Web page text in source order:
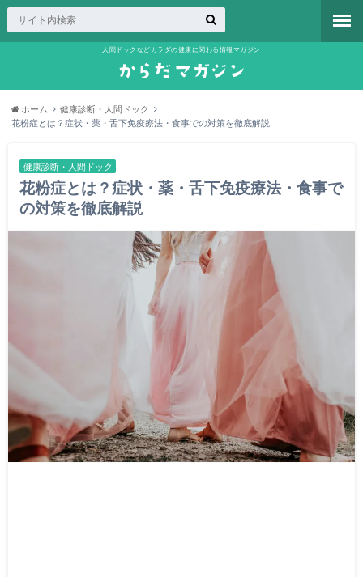
人間ドックなどカラダの健康に関わる情報マガジン
ホーム
健康診断・人間ドック
花粉症とは？症状・薬・舌下免疫療法・食事での対策を徹底解説
健康診断・人間ドック
花粉症とは？症状・薬・舌下免疫療法・食事で
の対策を徹底解説